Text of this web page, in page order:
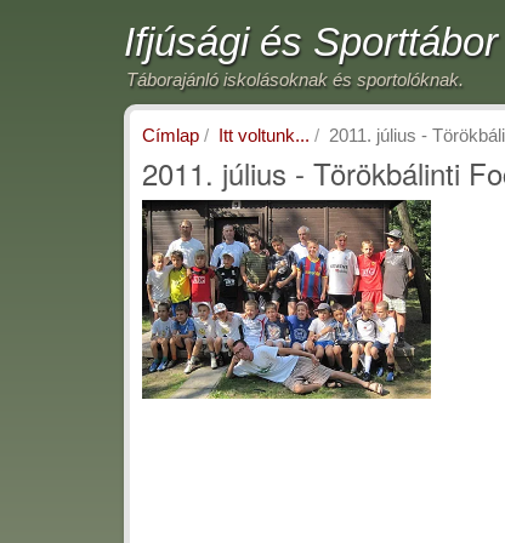
Ifjúsági és
Táborajánló iskolásoknak és sportolóknak.
Címlap Itt voltunk... 2011. július -
2011. július - Törökbálinti